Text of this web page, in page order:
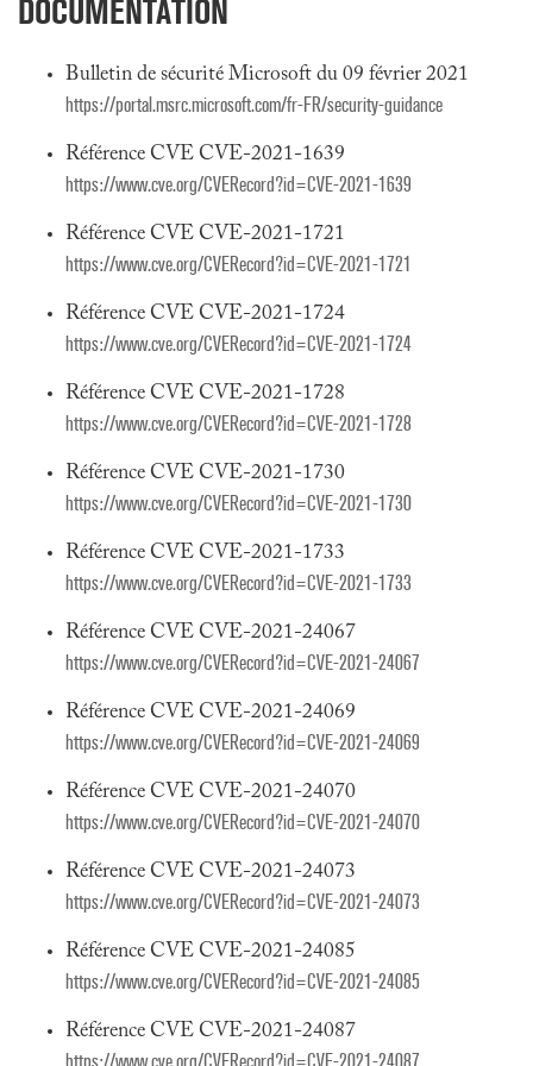
DOCUMENTATION
Bulletin de sécurité Microsoft du 09 février 2021
https://portal.msrc.microsoft.com/fr-FR/security-guidance
Référence CVE CVE-2021-1639
https://www.cve.org/CVERecord?id=CVE-2021-1639
Référence CVE CVE-2021-1721
https://www.cve.org/CVERecord?id=CVE-2021-1721
Référence CVE CVE-2021-1724
https://www.cve.org/CVERecord?id=CVE-2021-1724
Référence CVE CVE-2021-1728
https://www.cve.org/CVERecord?id=CVE-2021-1728
Référence CVE CVE-2021-1730
https://www.cve.org/CVERecord?id=CVE-2021-1730
Référence CVE CVE-2021-1733
https://www.cve.org/CVERecord?id=CVE-2021-1733
Référence CVE CVE-2021-24067
https://www.cve.org/CVERecord?id=CVE-2021-24067
Référence CVE CVE-2021-24069
https://www.cve.org/CVERecord?id=CVE-2021-24069
Référence CVE CVE-2021-24070
https://www.cve.org/CVERecord?id=CVE-2021-24070
Référence CVE CVE-2021-24073
https://www.cve.org/CVERecord?id=CVE-2021-24073
Référence CVE CVE-2021-24085
https://www.cve.org/CVERecord?id=CVE-2021-24085
Référence CVE CVE-2021-24087